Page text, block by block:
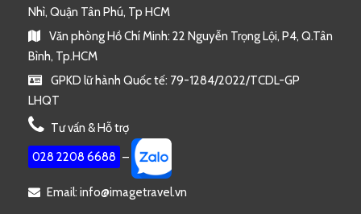
Quý khách có dịp xem show biểu diễn của các
Nhì, Quận Tân Phú, Tp HCM
Văn phòng Hồ Chí Minh: 22 Nguyễn Trọng Lội, P4, Q.Tân
Bình, Tp.HCM
GPKD lữ hành Quốc tế: 79-1284/2022/TCDL-GP
LHQT
Tư vấn & Hỗ trợ
028 2208 6688 –
Email: info@imagetravel.vn